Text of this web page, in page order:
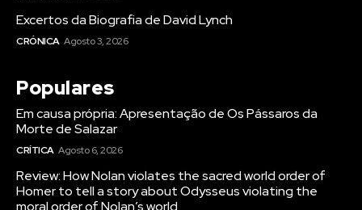
Excertos da Biografia de David Lynch
CRÓNICA Agosto 3, 2026
Populares
Em causa própria: Apresentação de Os Pássaros da
Morte de Salazar
CRÍTICA Agosto 6, 2026
Review: How Nolan violates the sacred world order of
Homer to tell a story about Odysseus violating the
moral order of Nolan’s world